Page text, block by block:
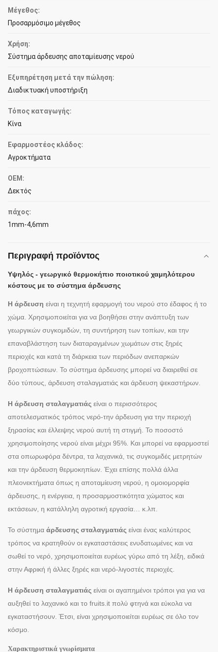
Μέγεθος:
Προσαρμόσιμο μέγεθος
Χρήση:
Σύστημα άρδευσης αποταμίευσης νερού
Εξυπηρέτηση μετά την πώληση:
Διαδικτυακή υποστήριξη
Τόπος καταγωγής:
Κίνα
Εφαρμοστέος κλάδος:
Αγροκτήματα
OEM:
Δεκτός
πάχος:
1mm-4,6mm
Περιγραφή προϊόντος
Υψηλός - γεωργικό θερμοκήπιο ποιοτικού χαμηλότερου
κόστους με το σύστημα άρδευσης
Η άρδευση είναι η τεχνητή εφαρμογή του νερού στο έδαφος ή το
χώμα. Χρησιμοποιείται για να βοηθήσει στην ανάπτυξη των
γεωργικών συγκομιδών, τη συντήρηση των τοπίων, και την
επαναβλάστηση των διαταραγμένων χωμάτων στις ξηρές
περιοχές και κατά τη διάρκεια των περιόδων ανεπαρκών
βροχοπτώσεων. Το σύστημα άρδευσης μπορεί να διαιρεθεί σε
δύο τύπους, άρδευση σταλαγματιάς και άρδευση ψεκαστήρων.
Η άρδευση σταλαγματιάς είναι ο περισσότερος
αποτελεσματικός τρόπος νερό-την άρδευση για την περιοχή
ξηρασίας και έλλειψης νερού αυτή τη στιγμή. Το ποσοστό
χρησιμοποίησης νερού είναι μέχρι 95%. Και μπορεί να εφαρμοστεί
στα οπωρωφόρα δέντρα, τα λαχανικά, τις συγκομιδές μετρητών
και την άρδευση θερμοκηπίων. Έχει επίσης πολλά άλλα
πλεονεκτήματα όπως η αποταμίευση νερού, η ομοιομορφία
άρδευσης, η ενέργεια, η προσαρμοστικότητα χώματος και
εκτάσεων, η κατάλληλη αγροτική εργασία… κ.λπ.
Το σύστημα άρδευσης σταλαγματιάς είναι ένας καλύτερος
τρόπος να κρατηθούν οι εγκαταστάσεις ενυδατωμένες και να
σωθεί το νερό, χρησιμοποιείται ευρέως γύρω από τη λέξη, ειδικά
στην Αφρική ή άλλες ξηρές και νερό-λιγοστές περιοχές.
Η άρδευση σταλαγματιάς είναι οι αγαπημένοι τρόποι για για να
αυξηθεί το λαχανικό και το fruits.it πολύ φτηνά και εύκολα να
εγκαταστήσουν. Έτσι, είναι χρησιμοποιείται ευρέως σε όλο τον
κόσμο.
Χαρακτηριστικά γνωρίσματα